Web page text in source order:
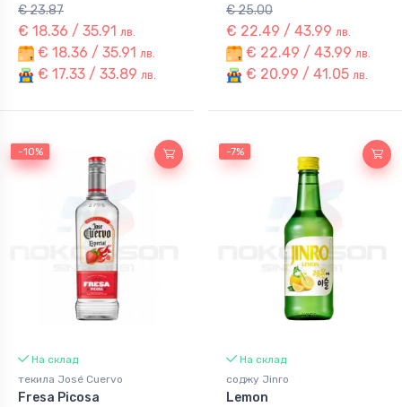
€ 23.87
€ 18.36 / 35.91 лв.
€ 18.36 / 35.91 лв.
€ 17.33 / 33.89 лв.
€ 25.00
€ 22.49 / 43.99 лв.
€ 22.49 / 43.99 лв.
€ 20.99 / 41.05 лв.
-10%
-10%
На склад
текила José Cuervo
Fresa Picosa
-7%
На склад
соджу Jinro
Lemon